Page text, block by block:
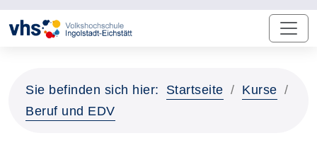
Sie befinden sich hier: Startseite
Kurse
Beruf und EDV